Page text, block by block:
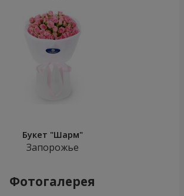
Букет "Шарм"
Запорожье
Фотогалерея